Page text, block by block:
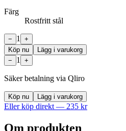
Färg
Rostfritt stål
− 1
+
Köp nu
Lägg i varukorg
−
1 +
Säker betalning via Qliro
Köp nu Lägg i varukorg
Eller köp direkt — 235 kr
Om produkten